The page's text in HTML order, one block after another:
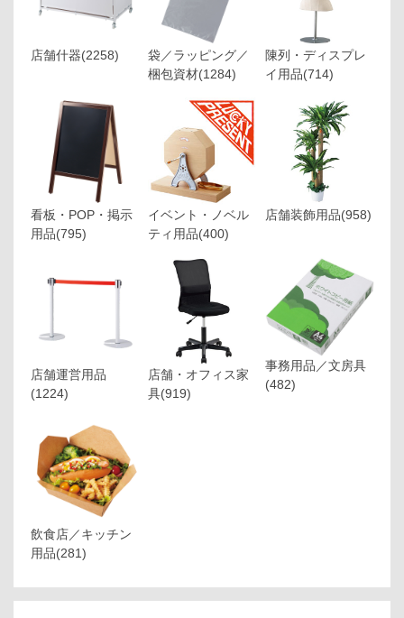
店舗什器(2258)
袋／ラッピング／
梱包資材(1284)
陳列・ディスプレ
イ用品(714)
看板・POP・掲示
用品(795)
イベント・ノベル
ティ用品(400)
店舗装飾用品(958)
店舗運営用品
(1224)
店舗・オフィス家
具(919)
事務用品／文房具
(482)
飲食店／キッチン
用品(281)